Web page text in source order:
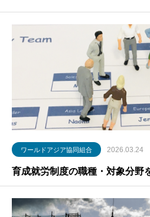
ワールドアジア協同組合 2026.03.24
育成就労制度の職種・対象分野